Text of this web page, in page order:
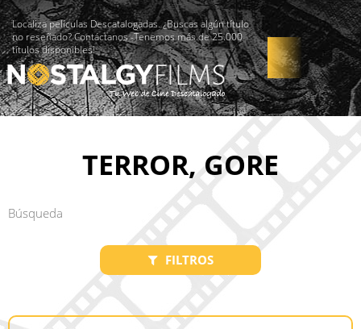
Localiza películas Descatalogadas. ¿Buscas algún título
no reseñado? Contáctanos -Tenemos más de 25.000
títulos disponibles!
TERROR, GORE
FILTROS